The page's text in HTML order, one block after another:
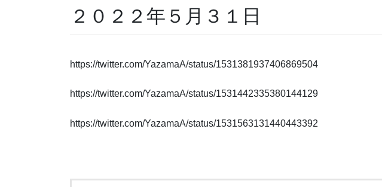
２０２２年５月３１日
https://twitter.com/YazamaA/status/1531381937406869504
https://twitter.com/YazamaA/status/1531442335380144129
https://twitter.com/YazamaA/status/1531563131440443392